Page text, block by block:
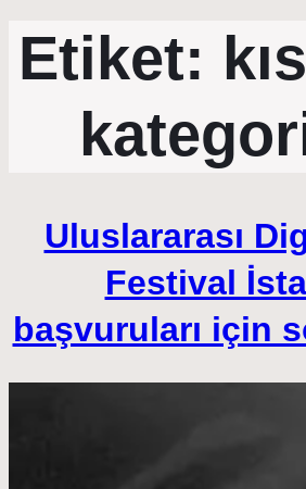
Etiket:
Uluslararası
Festival
başvuruları için